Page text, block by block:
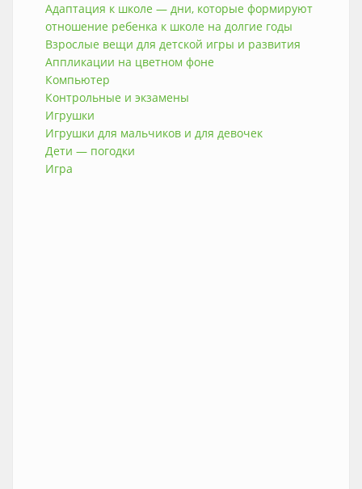
Адаптация к школе — дни, которые формируют
отношение ребенка к школе на долгие годы
Взрослые вещи для детской игры и развития
Аппликации на цветном фоне
Компьютер
Контрольные и экзамены
Игрушки
Игрушки для мальчиков и для девочек
Дети — погодки
Игра